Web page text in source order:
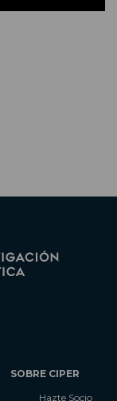
SOBRE CIPER
Hazte Socio